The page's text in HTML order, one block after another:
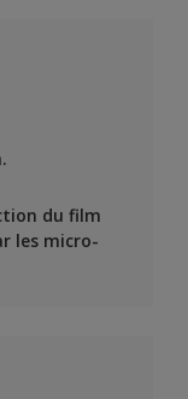
du film
les micro-